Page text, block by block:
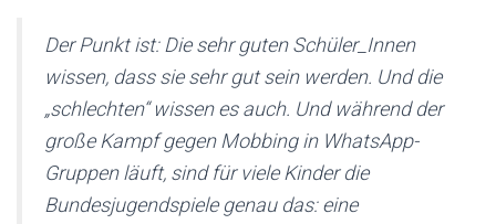
Der Punkt ist: Die sehr guten Schüler_Innen
wissen, dass sie sehr gut sein werden. Und die
„schlechten“ wissen es auch. Und während der
große Kampf gegen Mobbing in WhatsApp-
Gruppen läuft, sind für viele Kinder die
Bundesjugendspiele genau das: eine